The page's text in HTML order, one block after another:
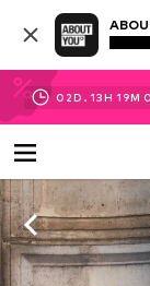
02D. 13H 19M